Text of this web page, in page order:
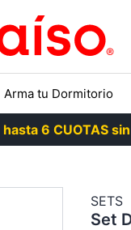
Arma tu Dormitorio
hasta 6 CUOTAS
SETS
Set